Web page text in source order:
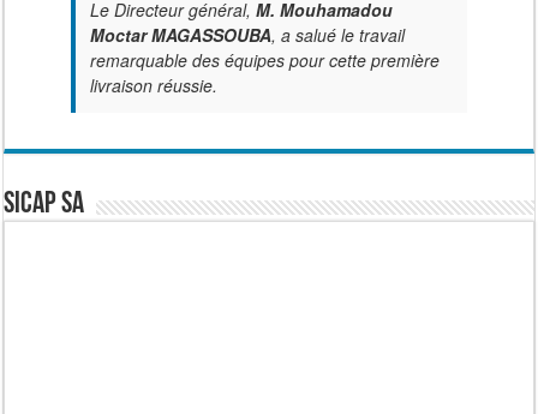
Le Directeur général, M. Mouhamadou
Moctar MAGASSOUBA, a salué le travail
remarquable des équipes pour cette première
livraison réussie.
SICAP SA